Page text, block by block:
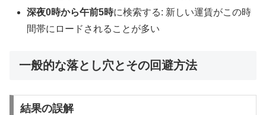
深夜0時から午前5時に検索する: 新しい運賃がこの時
間帯にロードされることが多い
一般的な落とし穴とその回避方法
結果の誤解